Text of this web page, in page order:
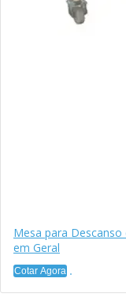
Mesa para
em Geral
Cotar Agora